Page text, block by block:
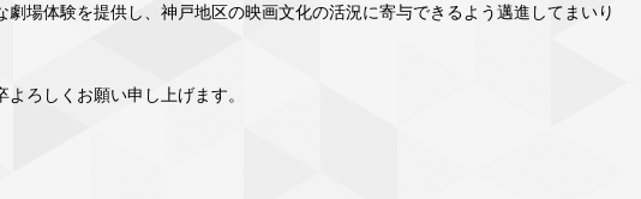
場体験を提供し、神戸地区の映画文化の活況に寄与できるよう邁進してまいり
ろしくお願い申し上げます。